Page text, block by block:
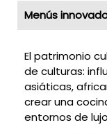
Menús
El patrimonio
de culturas:
asiáticas,
crear una
entornos de